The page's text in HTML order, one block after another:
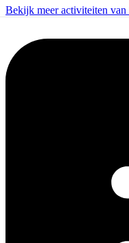
Bekijk meer activiteiten